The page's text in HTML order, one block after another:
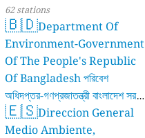
62 stations
🇧🇩Department Of
Environment-Government
Of The People's Republic
Of Bangladesh পরিবেশ
অধিদপ্তর-গণপ্রজাতন্ত্রী বাংলাদেশ সরকার
17 stations
🇪🇸Direccion General
Medio Ambiente,